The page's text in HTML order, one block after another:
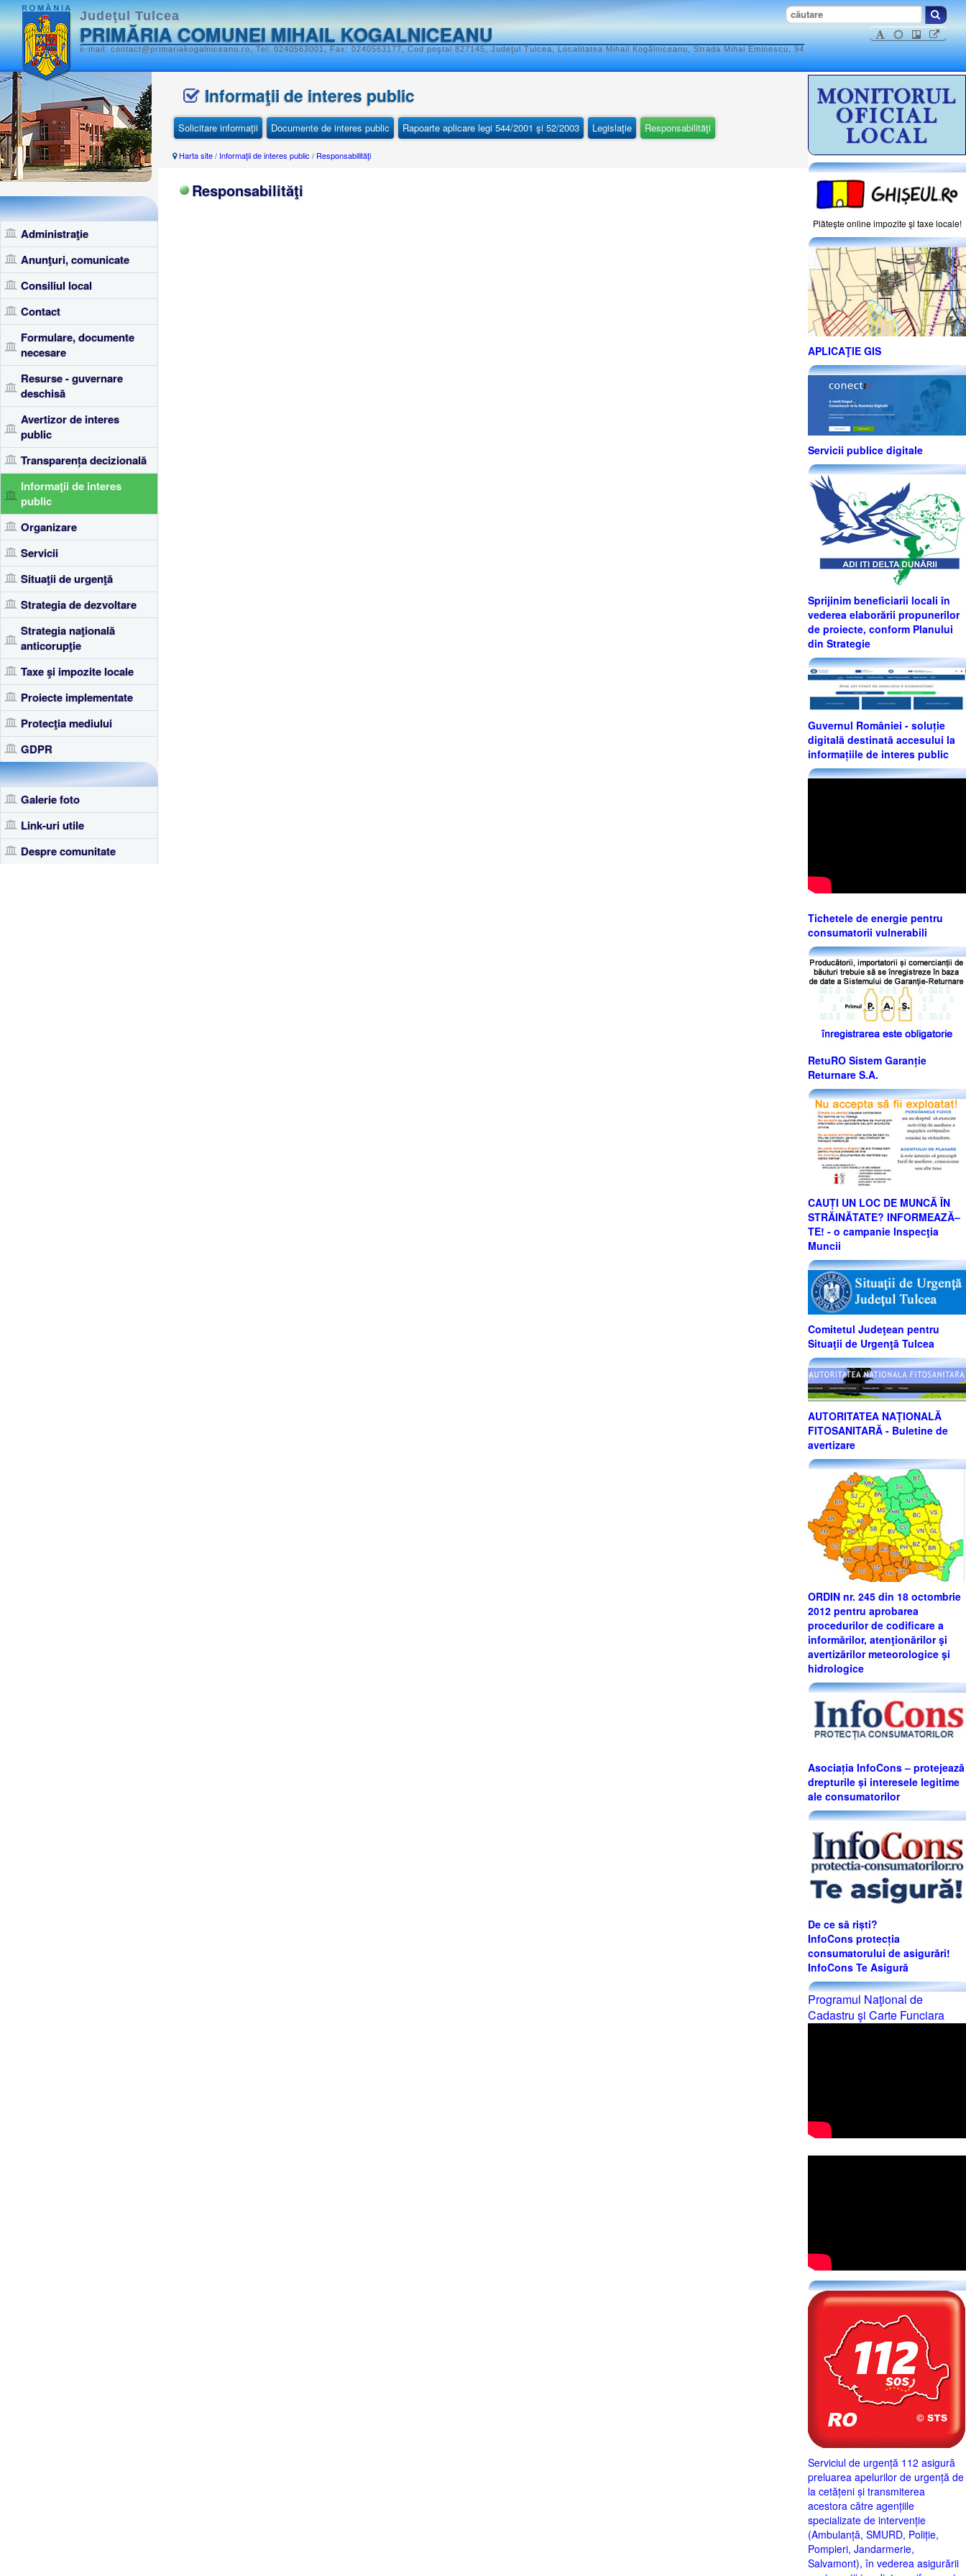
Judeţul Tulcea
PRIMĂRIA COMUNEI MIHAIL KOGALNICEANU
e-mail: contact@primariakogalniceanu.ro, Tel: 0240563001, Fax: 0240563177, Cod poştal 827145, Judeţul Tulcea, Localitatea Mihail Kogălniceanu, Strada Mihai Eminescu, 94
Administraţie
Anunţuri, comunicate
Consiliul local
Contact
Formulare, documente
necesare
Resurse - guvernare
deschisă
Avertizor de interes
public
Transparența decizională
Informaţii de interes
public
Organizare
Servicii
Situaţii de urgenţă
Strategia de dezvoltare
Strategia naţională
anticorupţie
Taxe şi impozite locale
Proiecte implementate
Protecţia mediului
GDPR
Galerie foto
Link-uri utile
Despre comunitate
Informaţii de interes public
Solicitare informaţii Documente de interes public Rapoarte aplicare legi 544/2001 şi 52/2003 Legislaţie Responsabilităţi
Harta site/ Informaţii de interes public / Responsabilităţi
Responsabilităţi
Plăteşte online impozite şi taxe locale!
APLICAŢIE GIS
Servicii publice digitale
Sprijinim beneficiarii locali în
vederea elaborării propunerilor
de proiecte, conform Planului
din Strategie
Guvernul României - soluție
digitală destinată accesului la
informațiile de interes public
Tichetele de energie pentru
consumatorii vulnerabili
RetuRO Sistem Garanție
Returnare S.A.
CAUȚI UN LOC DE MUNCĂ ÎN
STRĂINĂTATE? INFORMEAZĂ–
TE! - o campanie Inspecţia
Muncii
Comitetul Judeţean pentru
Situaţii de Urgenţă Tulcea
AUTORITATEA NAŢIONALĂ
FITOSANITARĂ - Buletine de
avertizare
ORDIN nr. 245 din 18 octombrie
2012 pentru aprobarea
procedurilor de codificare a
informărilor, atenţionărilor şi
avertizărilor meteorologice şi
hidrologice
Asociația InfoCons – protejează
drepturile și interesele legitime
ale consumatorilor
De ce să riști?
InfoCons protecția
consumatorului de asigurări!
InfoCons Te Asigură
Programul Naţional de
Cadastru şi Carte Funciara
Serviciul de urgență 112 asigură
preluarea apelurilor de urgență de
la cetățeni și transmiterea
acestora către agențiile
specializate de intervenție
(Ambulanță, SMURD, Poliție,
Pompieri, Jandarmerie,
Salvamont), în vederea asigurării